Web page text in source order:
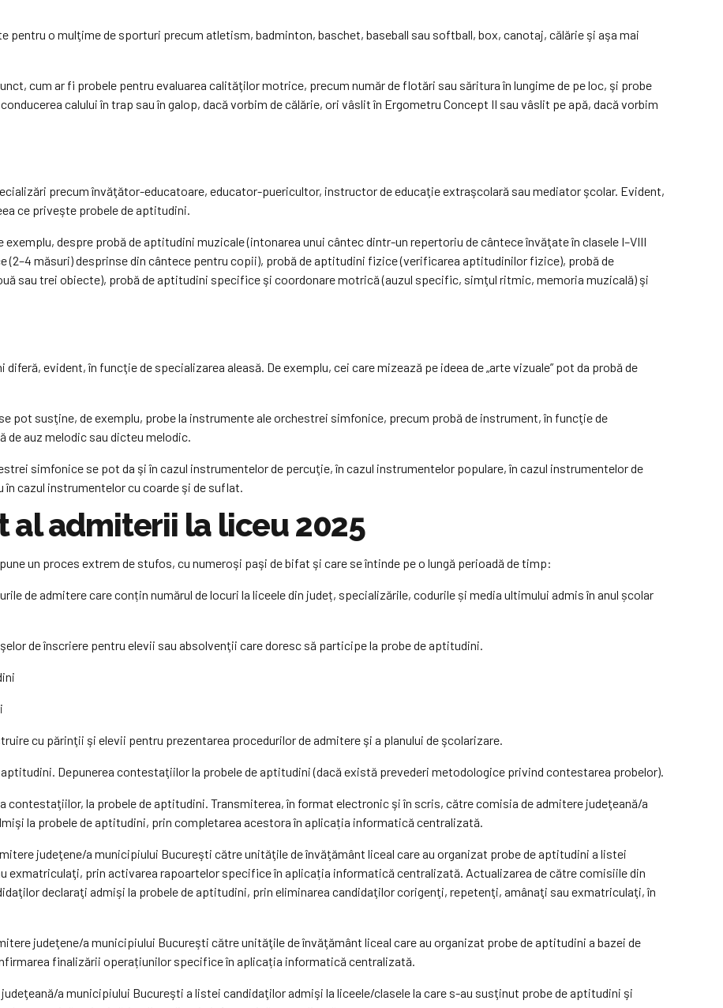
o mulţime de sporturi precum atletism, badminton, baschet, baseball sau softball, box, canotaj, călărie şi aşa mai
cum ar fi probele pentru evaluarea calităţilor motrice, precum număr de flotări sau săritura în lungime de pe loc, şi probe
calului în trap sau în galop, dacă vorbim de călărie, ori vâslit în Ergometru Concept II sau vâslit pe apă, dacă vorbim
precum învăţător-educatoare, educator-puericultor, instructor de educaţie extraşcolară sau mediator şcolar. Evident,
ce priveşte probele de aptitudini.
despre probă de aptitudini muzicale (intonarea unui cântec dintr-un repertoriu de cântece învăţate în clasele I–VIII
măsuri) desprinse din cântece pentru copii), probă de aptitudini fizice (verificarea aptitudinilor fizice), probă de
sau trei obiecte), probă de aptitudini specifice şi coordonare motrică (auzul specific, simţul ritmic, memoria muzicală) şi
evident, în funcţie de specializarea aleasă. De exemplu, cei care mizează pe ideea de „arte vizuale” pot da probă de
susţine, de exemplu, probe la instrumente ale orchestrei simfonice, precum probă de instrument, în funcţie de
auz melodic sau dicteu melodic.
simfonice se pot da şi în cazul instrumentelor de percuţie, în cazul instrumentelor populare, în cazul instrumentelor de
cazul instrumentelor cu coarde şi de suflat.
admiterii la liceu 2025
un proces extrem de stufos, cu numeroşi paşi de bifat şi care se întinde pe o lungă perioadă de timp:
de admitere care conțin numărul de locuri la liceele din județ, specializările, codurile și media ultimului admis în anul școlar
de înscriere pentru elevii sau absolvenţii care doresc să participe la probe de aptitudini.
cu părinţii şi elevii pentru prezentarea procedurilor de admitere şi a planului de şcolarizare.
Depunerea contestaţiilor la probele de aptitudini (dacă există prevederi metodologice privind contestarea probelor).
contestaţiilor, la probele de aptitudini. Transmiterea, în format electronic şi în scris, către comisia de admitere judeţeană/a
la probele de aptitudini, prin completarea acestora în aplicația informatică centralizată.
judeţene/a municipiului Bucureşti către unităţile de învăţământ liceal care au organizat probe de aptitudini a listei
exmatriculaţi, prin activarea rapoartelor specifice în aplicația informatică centralizată. Actualizarea de către comisiile din
declaraţi admişi la probele de aptitudini, prin eliminarea candidaţilor corigenţi, repetenţi, amânaţi sau exmatriculaţi, în
judeţene/a municipiului Bucureşti către unităţile de învăţământ liceal care au organizat probe de aptitudini a bazei de
finalizării operațiunilor specifice în aplicația informatică centralizată.
a municipiului Bucureşti a listei candidaţilor admişi la liceele/clasele la care s-au susţinut probe de aptitudini şi